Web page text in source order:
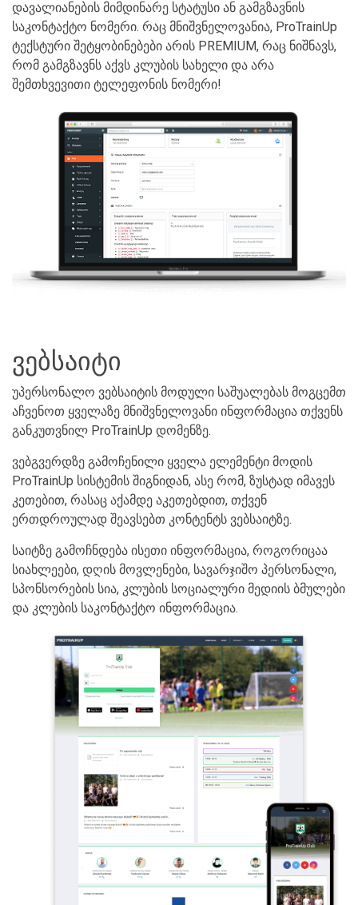
დავალიანების მიმდინარე სტატუსი ან გამგზავნის
საკონტაქტო ნომერი. რაც მნიშვნელოვანია, ProTrainUp
ტექსტური შეტყობინებები არის PREMIUM, რაც ნიშნავს,
რომ გამგზავნს აქვს კლუბის სახელი და არა
შემთხვევითი ტელეფონის ნომერი!
ვებსაიტი
უპერსონალო ვებსაიტის მოდული საშუალებას მოგცემთ
აჩვენოთ ყველაზე მნიშვნელოვანი ინფორმაცია თქვენს
განკუთვნილ ProTrainUp დომენზე.
ვებგვერდზე გამოჩენილი ყველა ელემენტი მოდის
ProTrainUp სისტემის შიგნიდან, ასე რომ, ზუსტად იმავეს
კეთებით, რასაც აქამდე აკეთებდით, თქვენ
ერთდროულად შეავსებთ კონტენტს ვებსაიტზე.
საიტზე გამოჩნდება ისეთი ინფორმაცია, როგორიცაა
სიახლეები, დღის მოვლენები, სავარჯიშო პერსონალი,
სპონსორების სია, კლუბის სოციალური მედიის ბმულები
და კლუბის საკონტაქტო ინფორმაცია.